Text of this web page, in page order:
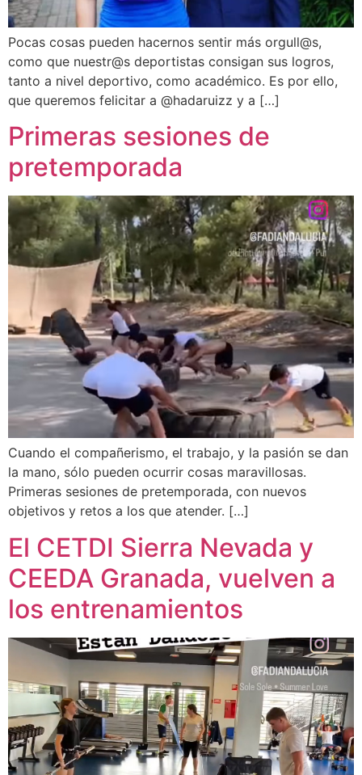
Pocas cosas pueden hacernos sentir más orgull@s,
como que nuestr@s deportistas consigan sus logros,
tanto a nivel deportivo, como académico. Es por ello,
que queremos felicitar a @hadaruizz y a […]
Primeras sesiones de
pretemporada
Cuando el compañerismo, el trabajo, y la pasión se dan
la mano, sólo pueden ocurrir cosas maravillosas.
Primeras sesiones de pretemporada, con nuevos
objetivos y retos a los que atender. […]
El CETDI Sierra Nevada y
CEEDA Granada, vuelven a
los entrenamientos